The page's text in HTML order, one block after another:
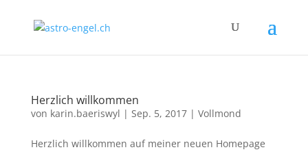
Herzlich willkommen
von karin.baeriswyl | Sep. 5, 2017| Vollmond
Herzlich willkommen auf meiner neuen Homepage